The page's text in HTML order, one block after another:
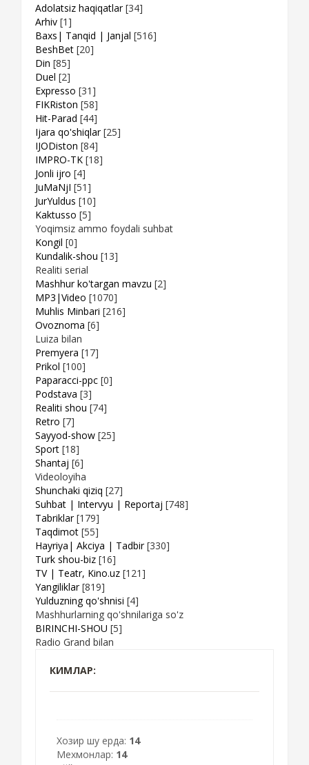
Adolatsiz haqiqatlar [34]
Arhiv [1]
Baxs| Tanqid | Janjal [516]
BeshBet [20]
Din [85]
Duel [2]
Expresso [31]
FIKRiston [58]
Hit-Parad [44]
Ijara qo'shiqlar [25]
IJODiston [84]
IMPRO-TK [18]
Jonli ijro [4]
JuMaNjI [51]
JurYuldus [10]
Kaktusso [5]
Yoqimsiz ammo foydali suhbat
Kongil [0]
Kundalik-shou [13]
Realiti serial
Mashhur ko'targan mavzu [2]
MP3|Video [1070]
Muhlis Minbari [216]
Ovoznoma [6]
Luiza bilan
Premyera [17]
Prikol [100]
Paparacci-ppc [0]
Podstava [3]
Realiti shou [74]
Retro [7]
Sayyod-show [25]
Sport [18]
Shantaj [6]
Videoloyiha
Shunchaki qiziq [27]
Suhbat | Intervyu | Reportaj [748]
Tabriklar [179]
Taqdimot [55]
Hayriya| Akciya | Tadbir [330]
Turk shou-biz [16]
TV | Teatr, Kino.uz [121]
Yangiliklar [819]
Yulduzning qo'shnisi [4]
Mashhurlarning qo'shnilariga so'z
BIRINCHI-SHOU [5]
Radio Grand bilan
КИМЛАР:
Хозир шу ерда: 14
Мехмонлар: 14